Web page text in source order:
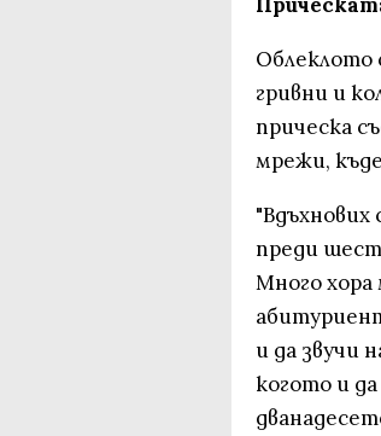
Облеклото
гривни и
прическа
мрежи,
"Вдъхнових
преди
Много хора
и да звучи
когото и да